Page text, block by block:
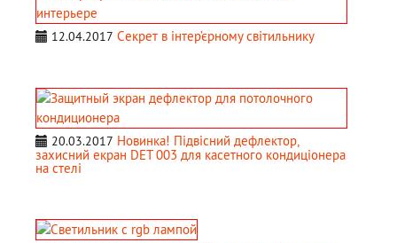
12.04.2017 Cекрет в інтер’єрному світильнику
20.03.2017 Новинка! Підвісний дефлектор,
захисний екран DET 003 для касетного кондиціонера
на стелі